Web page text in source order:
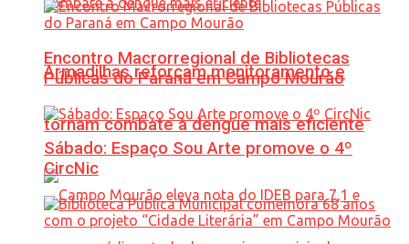
Armadilhas reforçam monitoramento e
tornam combate à dengue mais eficiente
Encontro Macrorregional de Bibliotecas
Públicas do Paraná em Campo Mourão
Sábado: Espaço Sou Arte promove o 4º
CircNic